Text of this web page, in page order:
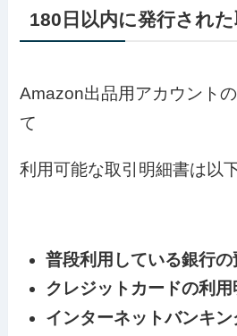
180日以内に発行され
Amazon出品用アカウント
て
利用可能な取引明細書は以
普段利用している銀行の
クレジットカードの利用
インターネットバンキ